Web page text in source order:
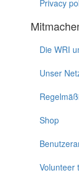
Privacy
Die WRI
Unser
Shop
Volunteer